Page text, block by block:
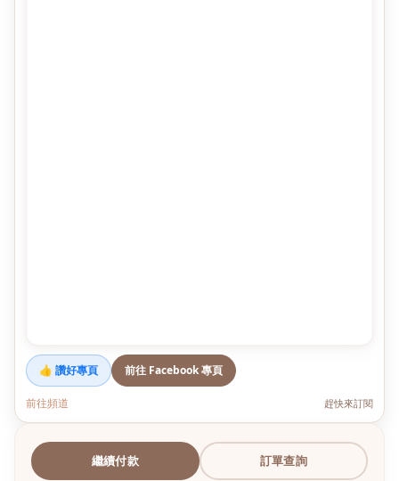
👍 讚好專頁 前往 Facebook 專頁
前往頻道 趕快來訂閱
繼續付款 訂單查詢